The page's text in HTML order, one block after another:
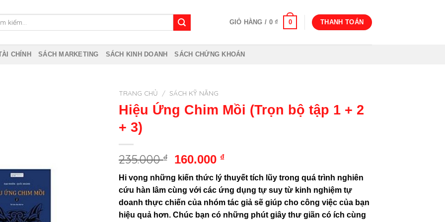
GIỎ HÀNG / 0 ₫ 0 THANH TOÁN
CHÍNH SÁCH MARKETING SÁCH KINH DOANH SÁCH CHỨNG KHOÁN
TRANG CHỦ / SÁCH KỸ NĂNG
Hiệu Ứng Chim Mồi (Trọn bộ tập 1 + 2
+ 3)
235.000₫
Giá
là:
235.000 ₫.
160.000 ₫Giá
tại
là:
160.000 ₫.
Hi vọng những kiến thức lý thuyết tích lũy trong quá trình nghiên
cứu hàn lâm cùng với các ứng dụng tự suy từ kinh nghiệm tự
doanh thực chiến của nhóm tác giả sẽ giúp cho công việc của bạn
hiệu quả hơn. Chúc bạn có những phút giây thư giãn có ích cùng